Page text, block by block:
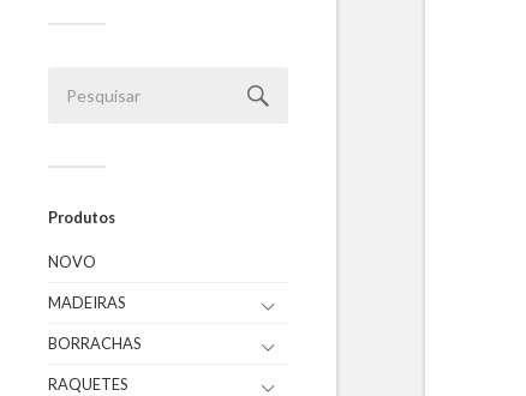
Produtos
NOVO
MADEIRAS
BORRACHAS
RAQUETES